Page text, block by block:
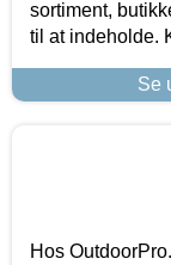
sortiment,
til at indeholde.
Se
Hos